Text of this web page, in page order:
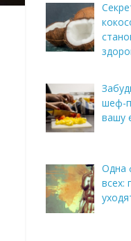
шеф-
вашу
Одна
всех: